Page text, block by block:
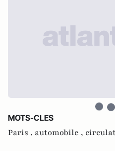
MOTS-CLES
Paris , automobile ,